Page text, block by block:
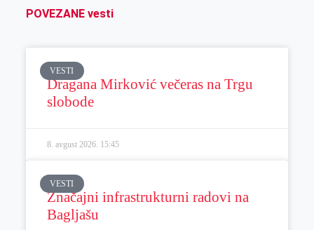
POVEZANE vesti
VESTI
Dragana Mirković večeras na Trgu
slobode
8. avgust 2026. 15:45
VESTI
Značajni infrastrukturni radovi na
Bagljašu